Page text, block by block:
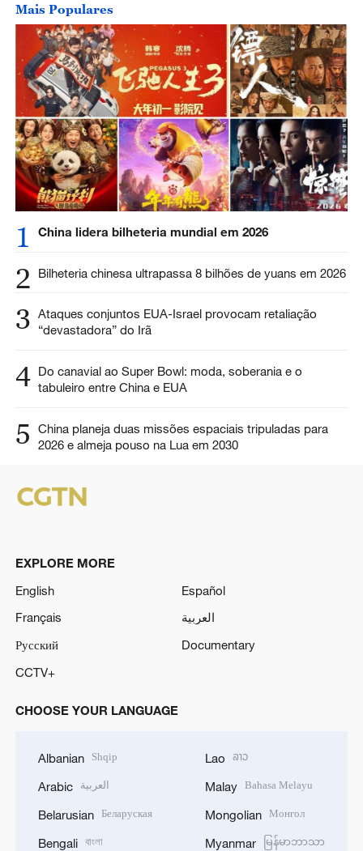
Mais Populares
1 China lidera bilheteria mundial em 2026
2 Bilheteria chinesa ultrapassa 8 bilhões de yuans em 2026
3 Ataques conjuntos EUA-Israel provocam retaliação
“devastadora” do Irã
4 Do canavial ao Super Bowl: moda, soberania e o
tabuleiro entre China e EUA
5
China planeja duas missões espaciais tripuladas para
2026 e almeja pouso na Lua em 2030
EXPLORE MORE
English
Español
Français
العربية
Русский
Documentary
CCTV+
CHOOSE YOUR LANGUAGE
Albanian Shqip
Arabic العربية
Belarusian Беларуская
Bengali বাংলা
Lao ລາວ
Malay Bahasa Melayu
Mongolian Монгол
Myanmar မြန်မာဘာသာ